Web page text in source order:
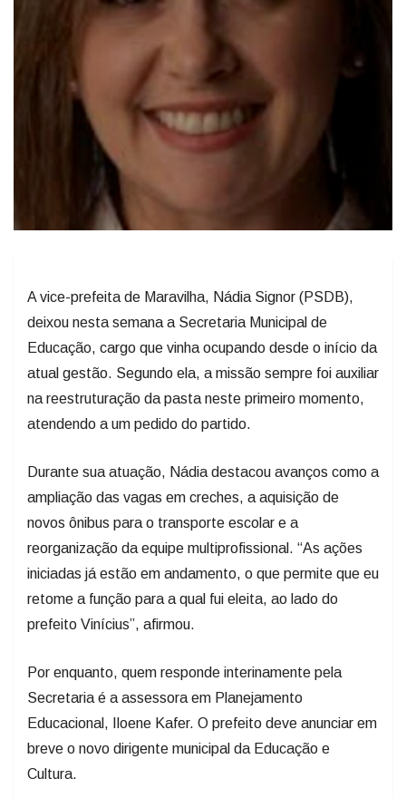
A vice-prefeita de Maravilha, Nádia Signor (PSDB),
deixou nesta semana a Secretaria Municipal de
Educação, cargo que vinha ocupando desde o início da
atual gestão. Segundo ela, a missão sempre foi auxiliar
na reestruturação da pasta neste primeiro momento,
atendendo a um pedido do partido.
Durante sua atuação, Nádia destacou avanços como a
ampliação das vagas em creches, a aquisição de
novos ônibus para o transporte escolar e a
reorganização da equipe multiprofissional. “As ações
iniciadas já estão em andamento, o que permite que eu
retome a função para a qual fui eleita, ao lado do
prefeito Vinícius”, afirmou.
Por enquanto, quem responde interinamente pela
Secretaria é a assessora em Planejamento
Educacional, Iloene Kafer. O prefeito deve anunciar em
breve o novo dirigente municipal da Educação e
Cultura.